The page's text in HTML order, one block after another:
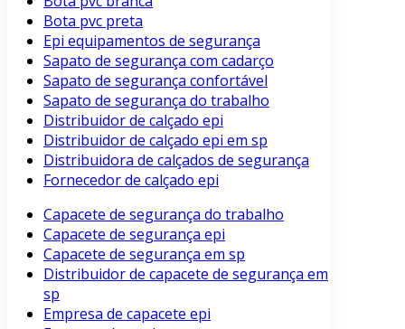
Bota pvc preta
Epi equipamentos de segurança
Sapato de segurança com cadarço
Sapato de segurança confortável
Sapato de segurança do trabalho
Distribuidor de calçado epi
Distribuidor de calçado epi em sp
Distribuidora de calçados de segurança
Fornecedor de calçado epi
Capacete de segurança do trabalho
Capacete de segurança epi
Capacete de segurança em sp
Distribuidor de capacete de segurança em
sp
Empresa de capacete epi